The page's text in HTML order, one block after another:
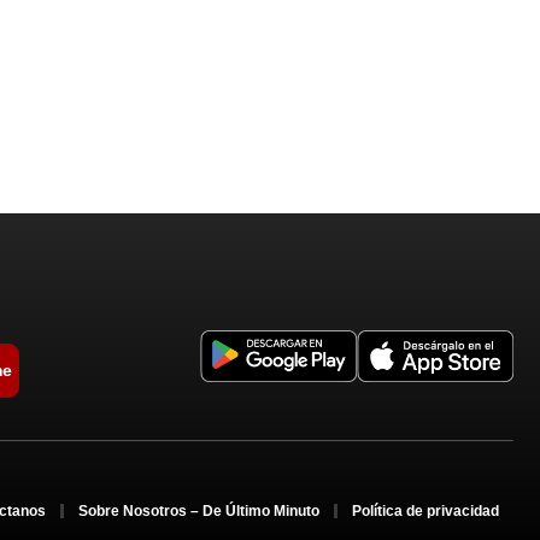
Sobre Nosotros – De Último Minuto Política de privacidad